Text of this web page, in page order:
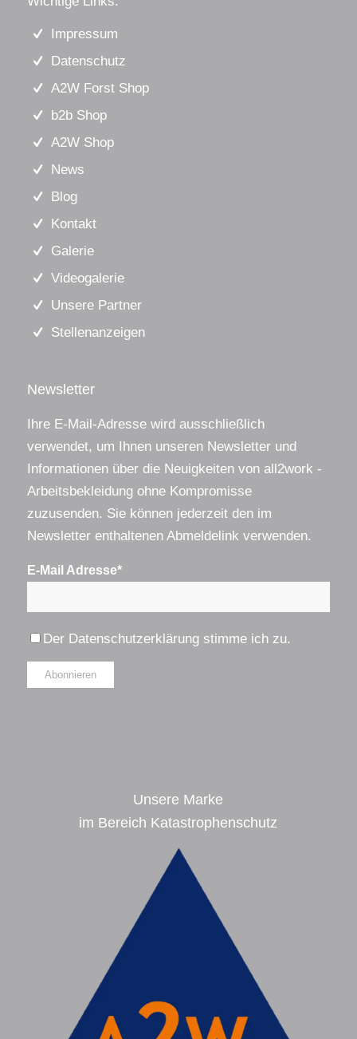
Impressum
Datenschutz
A2W Forst Shop
b2b Shop
A2W Shop
News
Blog
Kontakt
Galerie
Videogalerie
Unsere Partner
Stellenanzeigen
Newsletter
Ihre E-Mail-Adresse wird ausschließlich
verwendet, um Ihnen unseren Newsletter und
Informationen über die Neuigkeiten von all2work -
Arbeitsbekleidung ohne Kompromisse
zuzusenden. Sie können jederzeit den im
Newsletter enthaltenen Abmeldelink verwenden.
E-Mail Adresse*
Der Datenschutzerklärungstimme ich zu.
Unsere Marke
im Bereich Katastrophenschutz